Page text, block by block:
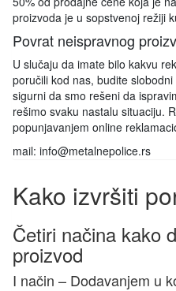
proizvoda je u sopstvenoj režiji
Povrat neispravnog
U slučaju da imate bilo kakvu
poručili kod nas, budite
sigurni da smo rešeni da
rešimo svaku nastalu situaciju.
popunjavanjem online
mail: info@metalnepolice.rs
Kako izvršiti
Četiri načina kako
proizvod
I način – Dodavanjem u